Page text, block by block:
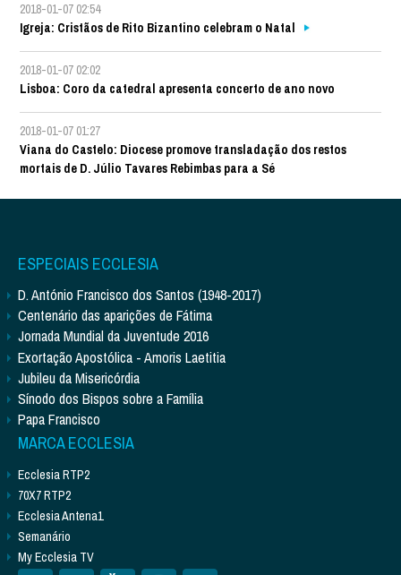
2018-01-07 02:54
Igreja: Cristãos de Rito Bizantino celebram o Natal
2018-01-07 02:02
Lisboa: Coro da catedral apresenta concerto de ano novo
2018-01-07 01:27
Viana do Castelo: Diocese promove transladação dos restos
mortais de D. Júlio Tavares Rebimbas para a Sé
ESPECIAIS ECCLESIA
D. António Francisco dos Santos (1948-2017)
Centenário das aparições de Fátima
Jornada Mundial da Juventude 2016
Exortação Apostólica - Amoris Laetitia
Jubileu da Misericórdia
Sínodo dos Bispos sobre a Família
Papa Francisco
MARCA ECCLESIA
Ecclesia RTP2
70X7 RTP2
Ecclesia Antena1
Semanário
My Ecclesia TV